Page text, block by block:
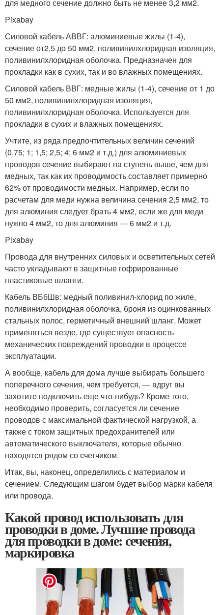
для медного сечение должно быть не менее 3,2 мм2.
Pixabay
Силовой кабель АВВГ: алюминиевые жилы (1-4),
сечение от2,5 до 50 мм2, поливинилхлоридная изоляция,
поливинилхлоридная оболочка. Предназначен для
прокладки как в сухих, так и во влажных помещениях.
Силовой кабель ВВГ: медные жилы (1-4), сечение от 1 до
50 мм2, поливинилхлоридная изоляция,
поливинилхлоридная оболочка. Используется для
прокладки в сухих и влажных помещениях.
Учтите, из ряда предпочтительных величин сечений
(0,75; 1; 1,5; 2,5; 4; 6 мм2 и т.д.) для алюминиевых
проводов сечение выбирают на ступень выше, чем для
медных, так как их проводимость составляет примерно
62% от проводимости медных. Например, если по
расчетам для меди нужна величина сечения 2,5 мм2, то
для алюминия следует брать 4 мм2, если же для меди
нужно 4 мм2, то для алюминия — 6 мм2 и т.д.
Pixabay
Провода для внутренних силовых и осветительных сетей
часто укладывают в защитные гофрированные
пластиковые шланги.
Кабель ВБбШв: медный поливинил-хлорид по жиле,
поливинилхлоридная оболочка, броня из оцинкованных
стальных полос, герметичный внешний шланг. Может
применяться везде, где существует опасность
механических повреждений проводки в процессе
эксплуатации.
А вообще, кабель для дома лучше выбирать большего
поперечного сечения, чем требуется, — вдруг вы
захотите подключить еще что-нибудь? Кроме того,
необходимо проверить, согласуется ли сечение
проводов с максимальной фактической нагрузкой, а
также с током защитных предохранителей или
автоматического выключателя, которые обычно
находятся рядом со счетчиком.
Итак, вы, наконец, определились с материалом и
сечением. Следующим шагом будет выбор марки кабеля
или провода.
Какой провод использовать для
проводки в доме. Лучшие провода
для проводки в доме: сечения,
маркировка